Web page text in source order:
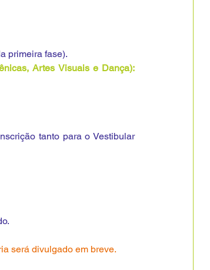
primeira fase).
tanto para o Vestibular
será divulgado em breve.